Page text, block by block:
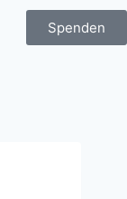
Spenden